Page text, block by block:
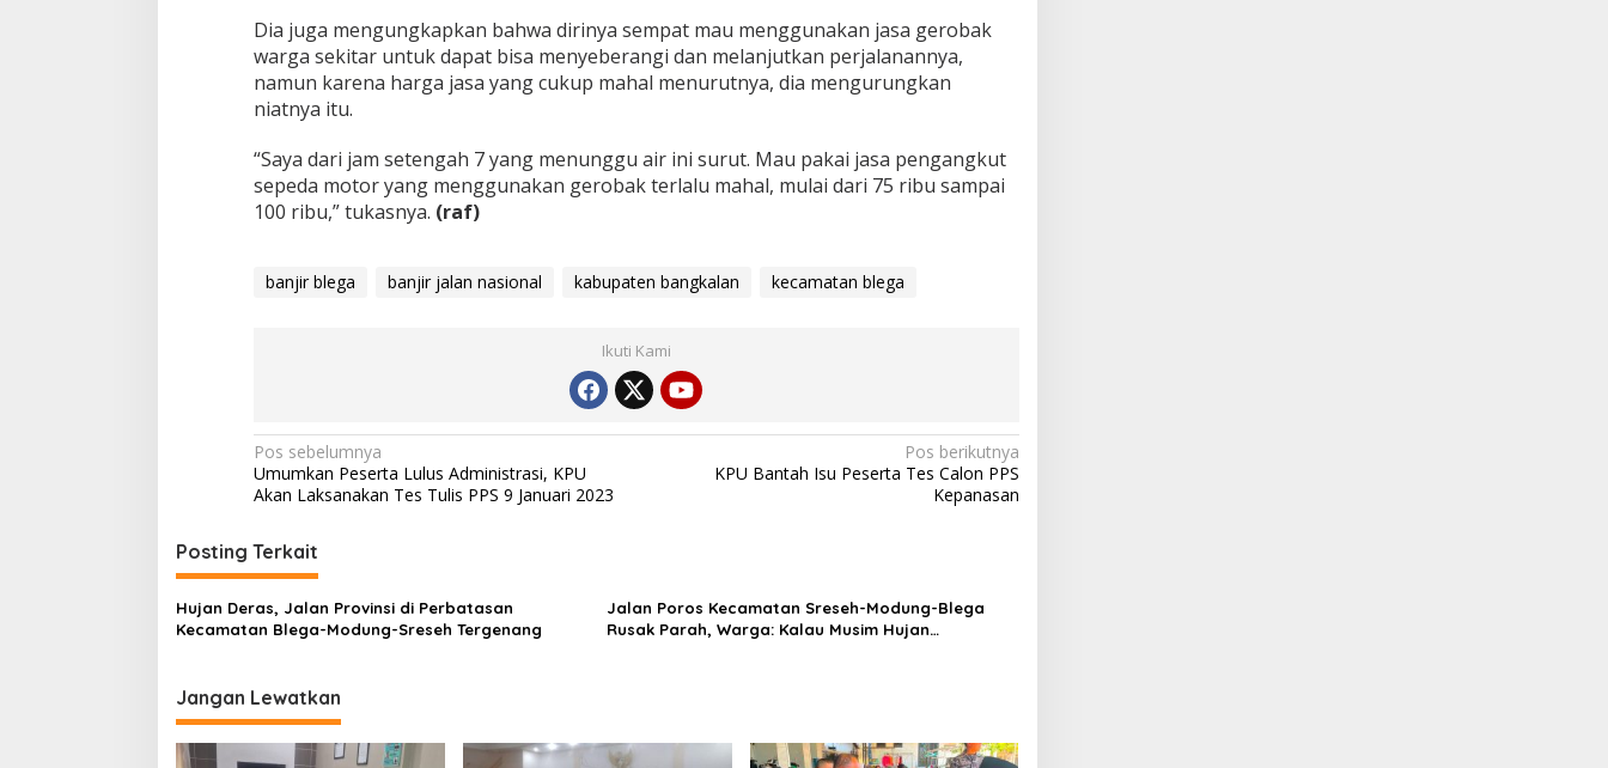
Dia juga mengungkapkan bahwa dirinya sempat mau menggunakan jasa gerobak
warga sekitar untuk dapat bisa menyeberangi dan melanjutkan perjalanannya,
namun karena harga jasa yang cukup mahal menurutnya, dia mengurungkan
niatnya itu.
“Saya dari jam setengah 7 yang menunggu air ini surut. Mau pakai jasa pengangkut
sepeda motor yang menggunakan gerobak terlalu mahal, mulai dari 75 ribu sampai
100 ribu,” tukasnya. (raf)
banjir blega banjir jalan nasional kabupaten bangkalan kecamatan blega
Ikuti Kami
Navigasi
pos
Pos sebelumnya
Umumkan Peserta Lulus Administrasi, KPU
Akan Laksanakan Tes Tulis PPS 9 Januari 2023
Pos berikutnya
KPU Bantah Isu Peserta Tes Calon PPS
Kepanasan
Posting Terkait
Hujan Deras, Jalan Provinsi di Perbatasan
Kecamatan Blega-Modung-Sreseh Tergenang
Jalan Poros Kecamatan Sreseh-Modung-Blega
Rusak Parah, Warga: Kalau Musim Hujan
Jangan Lewatkan